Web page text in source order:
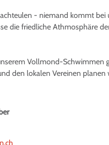
- niemand kommt bei
die friedliche Athmosphäre
Vollmond-Schwimmen
den lokalen Vereinen planen